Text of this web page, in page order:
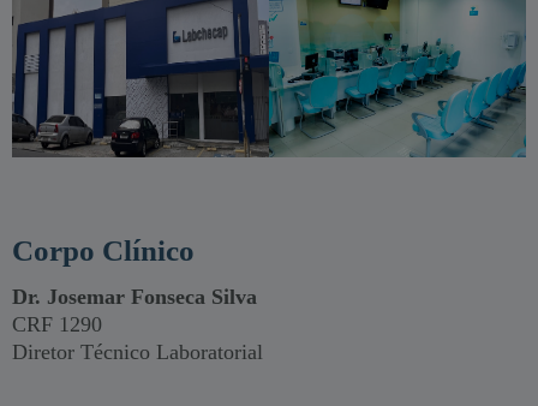
Corpo Clínico
Dr. Josemar Fonseca Silva
CRF 1290
Diretor Técnico Laboratorial